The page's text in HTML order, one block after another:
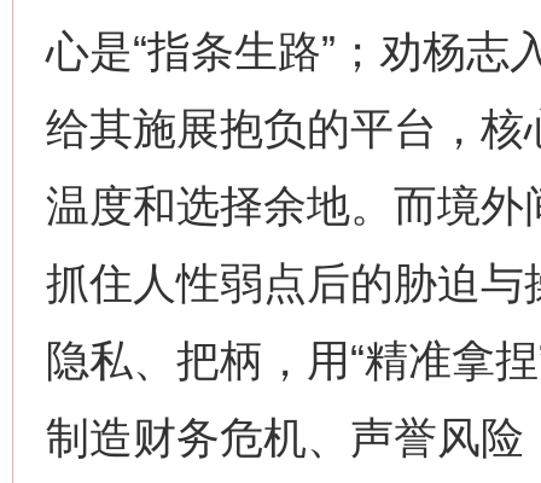
心是“指条生路”；劝杨志
给其施展抱负的平台，核
温度和选择余地。而境
抓住人性弱点后的胁迫
隐私、把柄，用“精准拿
制造财务危机、声誉风险